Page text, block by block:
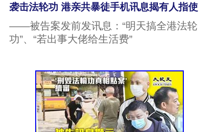
袭击法轮功 港亲共暴徒手机讯息揭有人指使
——被告案发前发讯息：“明天搞全港法轮
功”、“若出事大佬给生活费”